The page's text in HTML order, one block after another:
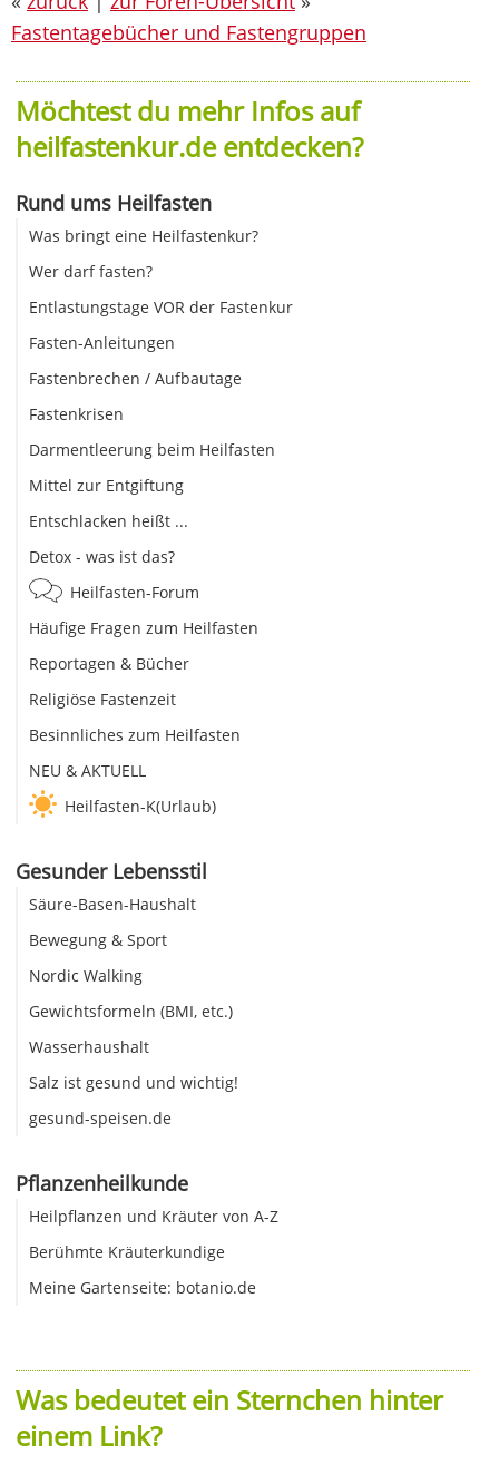
Fastentagebücher und Fastengruppen
Möchtest du mehr Infos auf
heilfastenkur.de entdecken?
Rund ums Heilfasten
Was bringt eine Heilfastenkur?
Wer darf fasten?
Entlastungstage VOR der Fastenkur
Fasten-Anleitungen
Fastenbrechen / Aufbautage
Fastenkrisen
Darmentleerung beim Heilfasten
Mittel zur Entgiftung
Entschlacken heißt ...
Detox - was ist das?
Heilfasten-Forum
Häufige Fragen zum Heilfasten
Reportagen & Bücher
Religiöse Fastenzeit
Besinnliches zum Heilfasten
NEU & AKTUELL
Heilfasten-K(Urlaub)
Gesunder Lebensstil
Säure-Basen-Haushalt
Bewegung & Sport
Nordic Walking
Gewichtsformeln (BMI, etc.)
Wasserhaushalt
Salz ist gesund und wichtig!
gesund-speisen.de
Pflanzenheilkunde
Heilpflanzen und Kräuter von A-Z
Berühmte Kräuterkundige
Meine Gartenseite: botanio.de
Was bedeutet ein Sternchen hinter
einem Link?